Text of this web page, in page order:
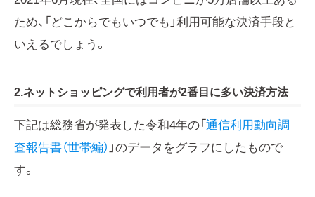
ため、「どこからでもいつでも」利用可能な決済手段と
いえるでしょう。
2.ネットショッピングで利用者が2番目に多い決済方法
下記は総務省が発表した令和4年の「 通信利用動向調
査報告書（世帯編） 」のデータをグラフにしたもので
す。